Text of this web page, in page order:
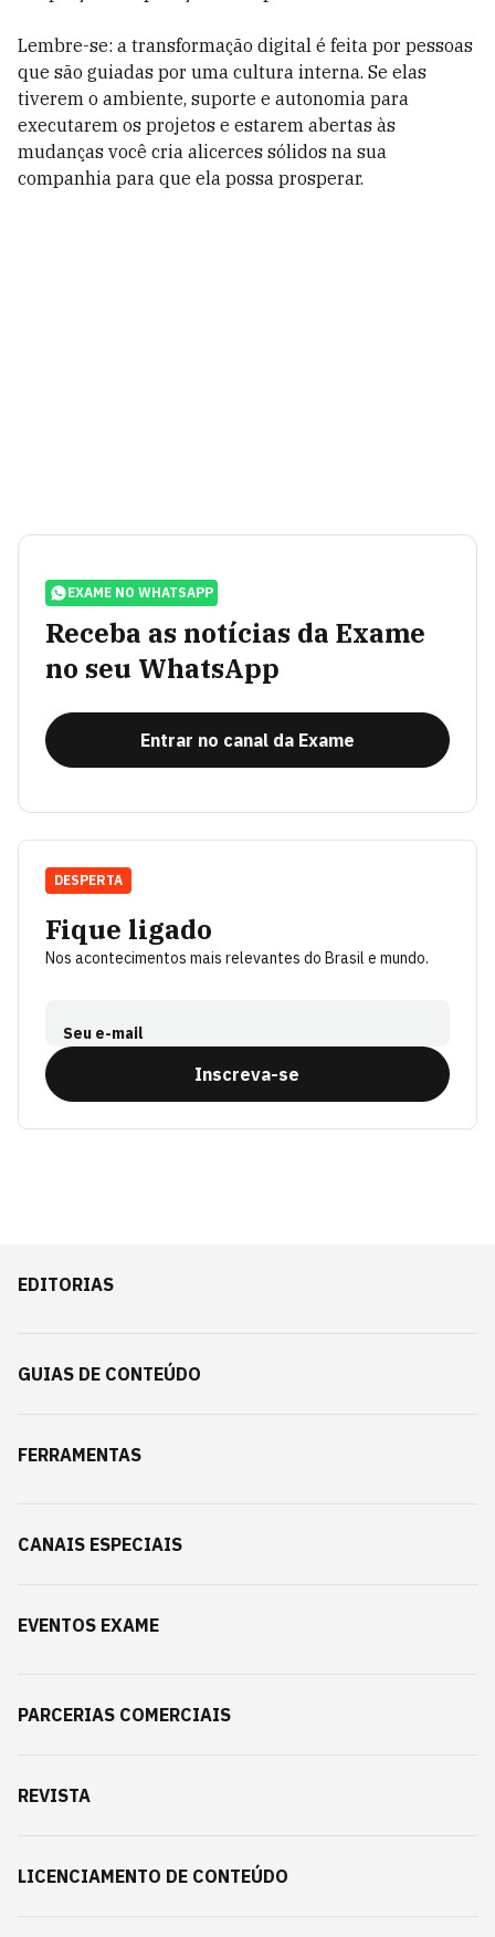
Lembre-se: a transformação digital é feita por pessoas
que são guiadas por uma cultura interna. Se elas
tiverem o ambiente, suporte e autonomia para
executarem os projetos e estarem abertas às
mudanças você cria alicerces sólidos na sua
companhia para que ela possa prosperar.
EXAME NO WHATSAPP
Receba as notícias da Exame
no seu WhatsApp
Entrar no canal da Exame
Fique ligado
Nos acontecimentos mais relevantes do Brasil e mundo.
Seu e-mail
Inscreva-se
DESPERTA
EDITORIAS
GUIAS DE CONTEÚDO
FERRAMENTAS
CANAIS ESPECIAIS
EVENTOS EXAME
PARCERIAS COMERCIAIS
REVISTA
LICENCIAMENTO DE CONTEÚDO